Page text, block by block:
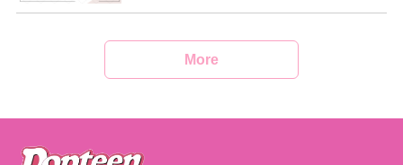
More